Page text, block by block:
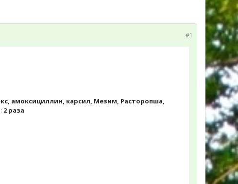
#1
амоксициллин, карсил, Мезим, Расторопша,
2 раза